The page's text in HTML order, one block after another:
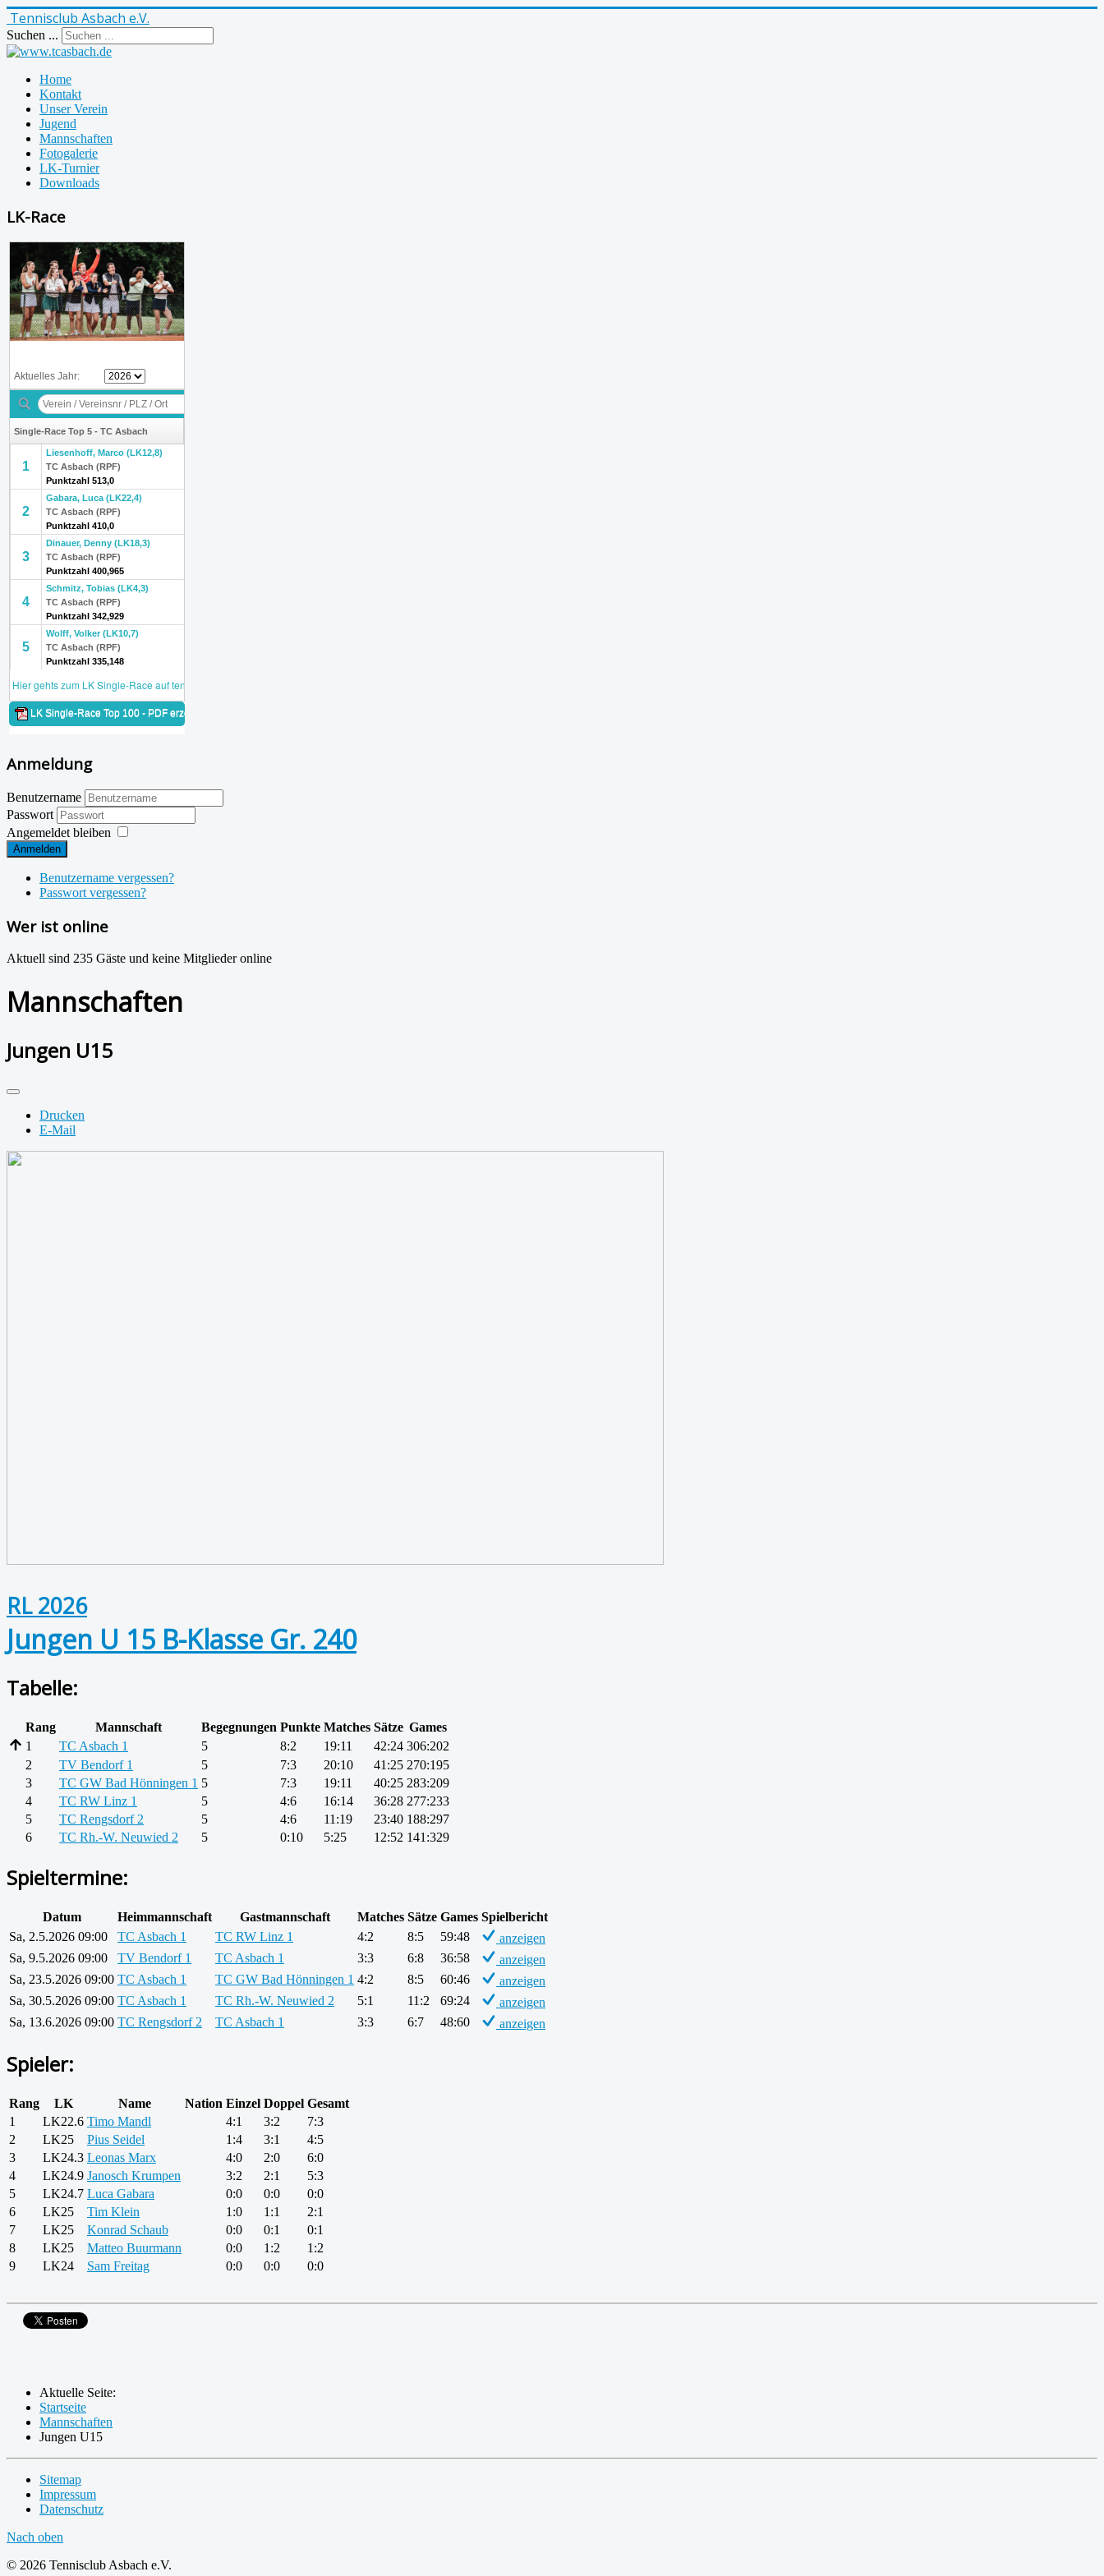
Tennisclub Asbach e.V.
Suchen ...
Home
Kontakt
Unser Verein
Jugend
Mannschaften
Fotogalerie
LK-Turnier
Downloads
LK-Race
Anmeldung
Benutzername
Passwort
Angemeldet bleiben
Anmelden
Benutzername vergessen?
Passwort vergessen?
Wer ist online
Aktuell sind 235 Gäste und keine Mitglieder online
Mannschaften
Jungen U15
Drucken
E-Mail
RL 2026
Jungen U 15 B-Klasse Gr. 240
Tabelle:
Rang Mannschaft Begegnungen Punkte Matches Sätze Games
1
TC Asbach 1 5 8:2 19:11 42:24 306:202
2
TV Bendorf 1 5 7:3 20:10 41:25 270:195
3
TC GW Bad Hönningen 1 5 7:3 19:11 40:25 283:209
4
TC RW Linz 1 5 4:6 16:14 36:28 277:233
5
TC Rengsdorf 2 5 4:6 11:19 23:40 188:297
6
TC Rh.-W. Neuwied 2 5 0:10 5:25 12:52 141:329
Spieltermine:
Datum Heimmannschaft Gastmannschaft Matches Sätze Games Spielbericht
Sa, 2.5.2026 09:00
TC Asbach 1 TC RW Linz 1 4:2 8:5 59:48
anzeigen
Sa, 9.5.2026 09:00
TV Bendorf 1 TC Asbach 1 3:3 6:8 36:58
anzeigen
Sa, 23.5.2026 09:00 TC Asbach 1 TC GW Bad Hönningen 1 4:2 8:5 60:46
anzeigen
Sa, 30.5.2026 09:00 TC Asbach 1 TC Rh.-W. Neuwied 2 5:1 11:2 69:24
anzeigen
Sa, 13.6.2026 09:00 TC Rengsdorf 2 TC Asbach 1 3:3 6:7 48:60 anzeigen
Spieler:
Rang LK Name Nation Einzel Doppel Gesamt
1
LK22.6 Timo Mandl 4:1 3:2
7:3
2
LK25 Pius Seidel 1:4 3:1
4:5
3
LK24.3 Leonas Marx 4:0 2:0
6:0
4
LK24.9 Janosch Krumpen 3:2 2:1
5:3
5
LK24.7 Luca Gabara 0:0 0:0
0:0
6
LK25 Tim Klein 1:0 1:1
2:1
7
LK25 Konrad Schaub 0:0 0:1
0:1
8
LK25 Matteo Buurmann 0:0 1:2
1:2
9
LK24 Sam Freitag 0:0 0:0 0:0
Aktuelle Seite:
Startseite
Mannschaften
Jungen U15
Sitemap
Impressum
Datenschutz
Nach oben
© 2026 Tennisclub Asbach e.V.